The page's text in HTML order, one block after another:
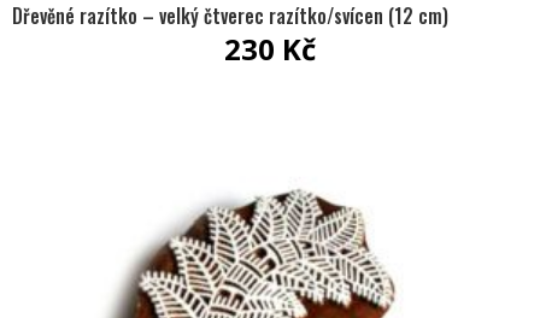
Dřevěné razítko – velký čtverec razítko/svícen (12 cm)
230 Kč